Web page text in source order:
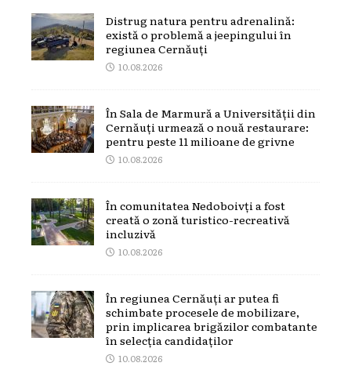
Distrug natura pentru adrenalină:
există o problemă a jeepingului în
regiunea Cernăuți
10.08.2026
În Sala de Marmură a Universității din
Cernăuți urmează o nouă restaurare:
pentru peste 11 milioane de grivne
10.08.2026
În comunitatea Nedoboivți a fost
creată o zonă turistico-recreativă
incluzivă
10.08.2026
În regiunea Cernăuți ar putea fi
schimbate procesele de mobilizare,
prin implicarea brigăzilor combatante
în selecția candidaților
10.08.2026